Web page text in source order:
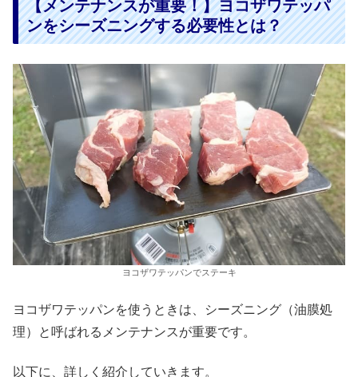
【メンテナンスが重要！】ヨコザワテッパ
ンをシーズニングする必要性とは？
ヨコザワテッパンでステーキ
ヨコザワテッパンを使うときは、シーズニング（油膜処
理）と呼ばれるメンテナンスが重要です。
以下に、詳しく紹介していきます。